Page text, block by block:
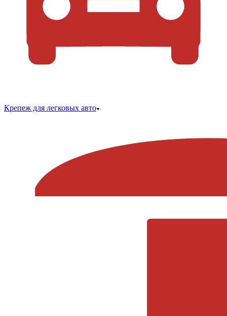
Крепеж для легковых авто